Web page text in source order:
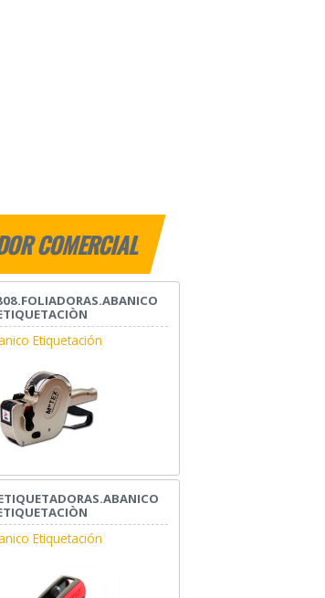
COMERCIAL
Etiquetación
Etiquetación